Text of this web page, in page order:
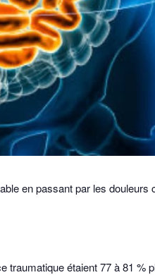
en passant par les
étaient 77 à 81 %